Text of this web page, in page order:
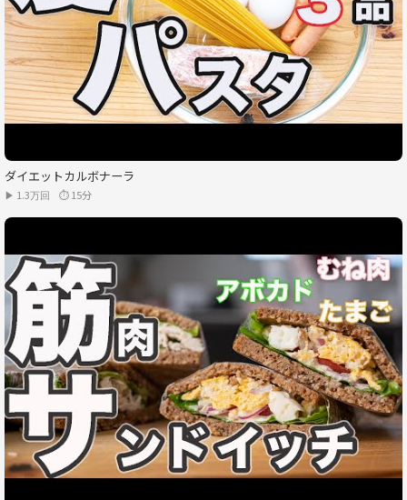
ダイエットカルボナーラ
▶ 1.3万回 ⏱ 15分